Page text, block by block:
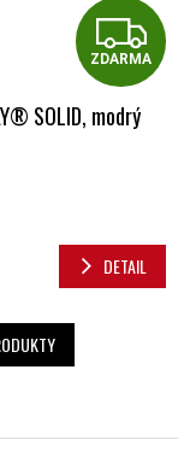
ZDARMA
SOLID, modrý
DETAIL